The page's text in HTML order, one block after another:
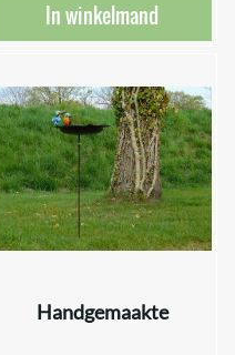
In winkelmand
Handgemaakte